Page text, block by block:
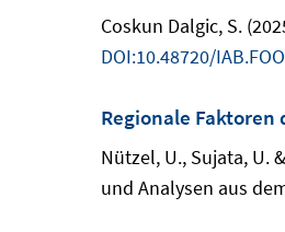
Coskun Dalgic, S.
DOI:10.48720/
Regionale
Nützel, U., Sujata, U.
und Analysen aus